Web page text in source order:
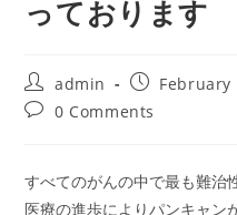
っております
Post
author:
admin
Post
published:
February
Post0 Comments
すべてのがんの中で最も難治
医療の進歩によりパンキャン